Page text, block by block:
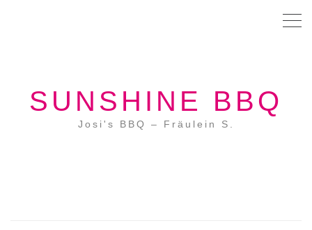
SUNSHINE BBQ
Josi's BBQ – Fräulein S.